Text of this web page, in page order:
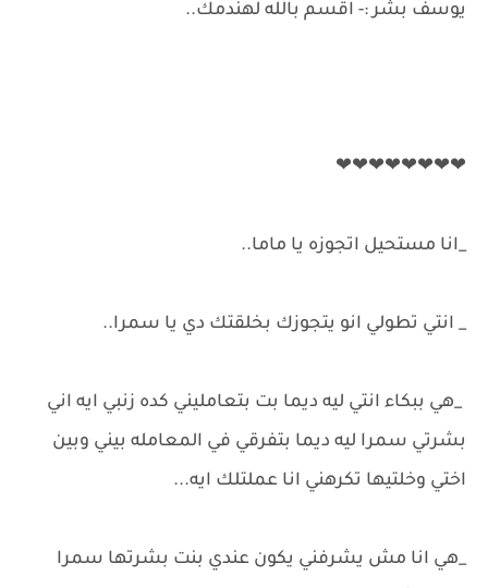
يوسف بشر :- اقسم بالله لهندمك..
❤︎❤︎❤︎❤︎❤︎❤︎❤︎❤︎
_انا مستحيل اتجوزه يا ماما..
_ انتي تطولي انو يتجوزك بخلقتك دي يا سمرا..
_هي ببكاء انتي ليه ديما بت بتعامليني كده زنبي ايه اني
بشرتي سمرا ليه ديما بتفرقي في المعامله بيني وبين
اختي وخلتيها تكرهني انا عملتلك ايه...
_هي انا مش يشرفني يكون عندي بنت بشرتها سمرا